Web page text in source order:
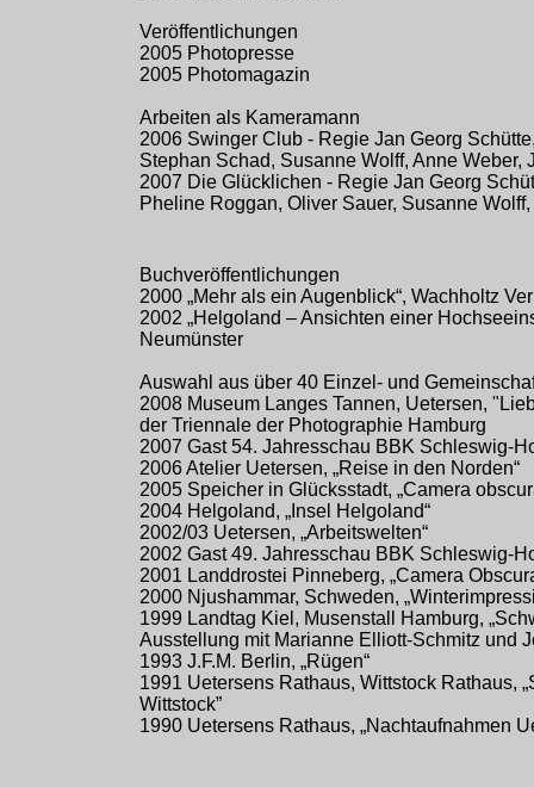
Veröffentlichungen
2005 Photopresse
2005 Photomagazin
Arbeiten als Kameramann
2006 Swinger Club - Regie Jan Georg
Stephan Schad, Susanne Wolff, Anne Weber,
2007 Die Glücklichen - Regie Jan Georg
Pheline Roggan, Oliver Sauer, Susanne
Buchveröffentlichungen
2000 „Mehr als ein Augenblick“, Wachholtz
2002 „Helgoland – Ansichten einer
Neumünster
Auswahl aus über 40 Einzel- und
2008 Museum Langes Tannen, Uetersen,
der Triennale der Photographie Hamburg
2007 Gast 54. Jahresschau BBK Schleswig-
2006 Atelier Uetersen, „Reise in den Norden“
2005 Speicher in Glücksstadt, „Camera
2004 Helgoland, „Insel Helgoland“
2002/03 Uetersen, „Arbeitswelten“
2002 Gast 49. Jahresschau BBK Schleswig-
2001 Landdrostei Pinneberg, „Camera
2000 Njushammar, Schweden,
1999 Landtag Kiel, Musenstall Hamburg,
Ausstellung mit Marianne Elliott-Schmitz und
1993 J.F.M. Berlin, „Rügen“
1991 Uetersens Rathaus, Wittstock Rathaus,
Wittstock”
1990 Uetersens Rathaus, „Nachtaufnahmen